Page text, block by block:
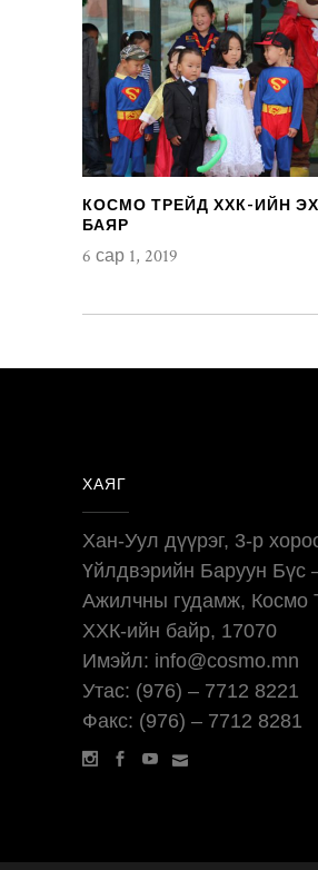
КОСМО ТРЕЙД ХХК-ИЙН
БАЯР
6 сар 1, 2019
ХАЯГ
Хан-Уул дүүрэг, 3-р
Үйлдвэрийн Баруун Бүс
Ажилчны гудамж, Космо
ХХК-ийн байр, 17070
Имэйл: info@cosmo.mn
Утас: (976) – 7712 8221
Факс: (976) – 7712 8281